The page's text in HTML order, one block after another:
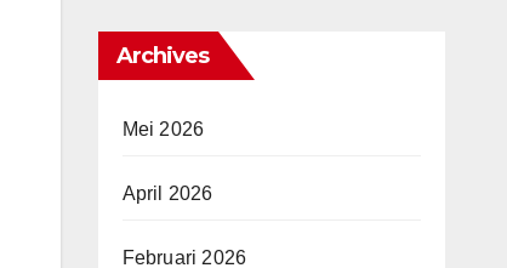
Archives
Mei 2026
April 2026
Februari 2026